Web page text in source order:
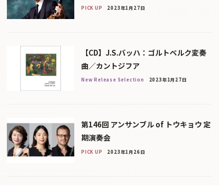
PICK UP 2023年1月27日
【CD】J.S.バッハ：ゴルトベルク変奏
曲／カントジフア
New Release Selection 2023年1月27日
第146回 アンサンブル of トウキョウ 定
期演奏会
PICK UP 2023年1月26日